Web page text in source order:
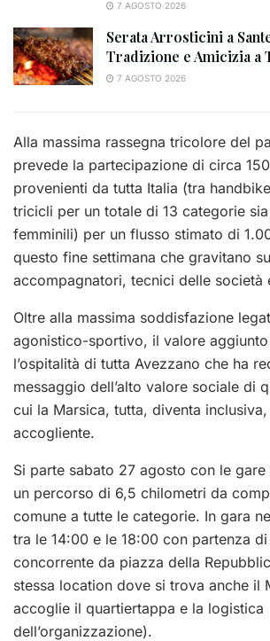
7 AGOSTO 2026
Serata Arrosticini a
Tradizione e Amicizia a
7 AGOSTO 2026
Alla massima rassegna tricolore del
prevede la partecipazione di circa
provenienti da tutta Italia (tra
tricicli per un totale di 13 categorie
femminili) per un flusso stimato di
questo fine settimana che gravitano
accompagnatori, tecnici delle società
Oltre alla massima soddisfazione
agonistico-sportivo, il valore
l’ospitalità di tutta Avezzano che ha
messaggio dell’alto valore sociale di
cui la Marsica, tutta, diventa
accogliente.
Si parte sabato 27 agosto con le
un percorso di 6,5 chilometri da
comune a tutte le categorie. In gara
tra le 14:00 e le 18:00 con partenza
concorrente da piazza della
stessa location dove si trova anche il
accoglie il quartiertappa e la logistica
dell’organizzazione).